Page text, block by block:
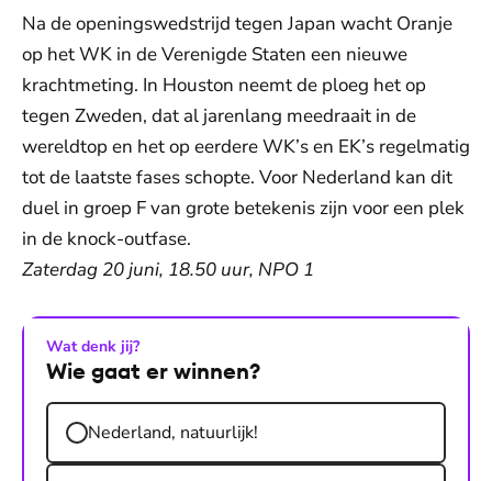
Na de openingswedstrijd tegen Japan wacht Oranje
op het WK in de Verenigde Staten een nieuwe
krachtmeting. In Houston neemt de ploeg het op
tegen Zweden, dat al jarenlang meedraait in de
wereldtop en het op eerdere WK’s en EK’s regelmatig
tot de laatste fases schopte. Voor Nederland kan dit
duel in groep F van grote betekenis zijn voor een plek
in de knock-outfase.
Zaterdag 20 juni, 18.50 uur, NPO 1
Wat denk jij?
Wie gaat er winnen?
Nederland, natuurlijk!